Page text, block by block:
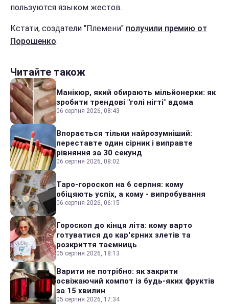
пользуются языком жестов.
Кстати, создатели "Племени" получили премию от
Порошенко.
Читайте також
Манікюр, який обирають мільйонерки: як
зробити трендові "голі нігті" вдома
06 серпня 2026, 08:43
Впорається тільки найрозумніший:
переставте один сірник і виправте
рівняння за 30 секунд
06 серпня 2026, 08:02
Таро-гороскоп на 6 серпня: кому
обіцяють успіх, а кому - випробування
06 серпня 2026, 06:15
Гороскоп до кінця літа: кому варто
готуватися до кар'єрних злетів та
розкриття таємниць
05 серпня 2026, 18:13
Варити не потрібно: як закрити
освіжаючий компот із будь-яких фруктів
за 15 хвилин
05 серпня 2026, 17:34